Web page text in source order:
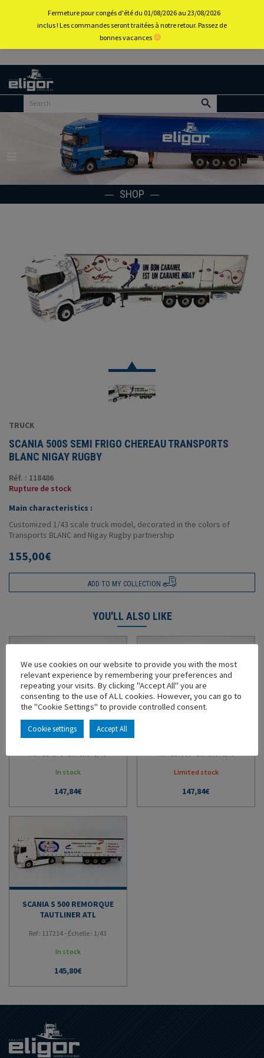
Back to
SHOP
TRUCK
SCANIA 500S SEMI FRIGO CHEREAU TRANSPORTS
BLANC NIGAY RUGBY
Réf. : 118486
Rupture de stock
Main characteristics :
Customized 1/43 scale truck model, decorated in the colors of
Transports BLANC and Nigay Rugby partnership
155,00€
ADD TO MY COLLECTION
YOU'LL ALSO LIKE
MERCEDES ACTROS 5
TRAILER CHEREAU ARMOR
In stock
147,84€
Limited stock
147,84€
SCANIA S 500 REMORQUE
TAUTLINER ATL
Ref : 117214 - Échelle : 1/43
In stock
145,80€
We use cookies on our website to provide you with the most
relevant experience by remembering your preferences and
repeating your visits. By clicking "Accept All" you are
consenting to the use of ALL cookies. However, you can go to
the "Cookie Settings" to provide controlled consent.
Cookie settings Accept All
Fermeture pour congés d'été du 01/08/2026 au 23/08/2026
inclus ! Les commandes seront traitées à notre retour. Passez de
bonnes vacances